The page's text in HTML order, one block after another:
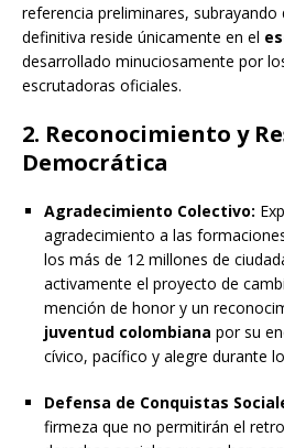
referencia preliminares, subrayando
definitiva reside únicamente en el
desarrollado minuciosamente por
escrutadoras oficiales.
2. Reconocimiento y
Democrática
Agradecimiento Colectivo:
agradecimiento a las
los más de 12 millones de
activamente el proyecto de
mención de honor y un
juventud colombiana por su
cívico, pacífico y alegre durante
Defensa de Conquistas
firmeza que no permitirán el